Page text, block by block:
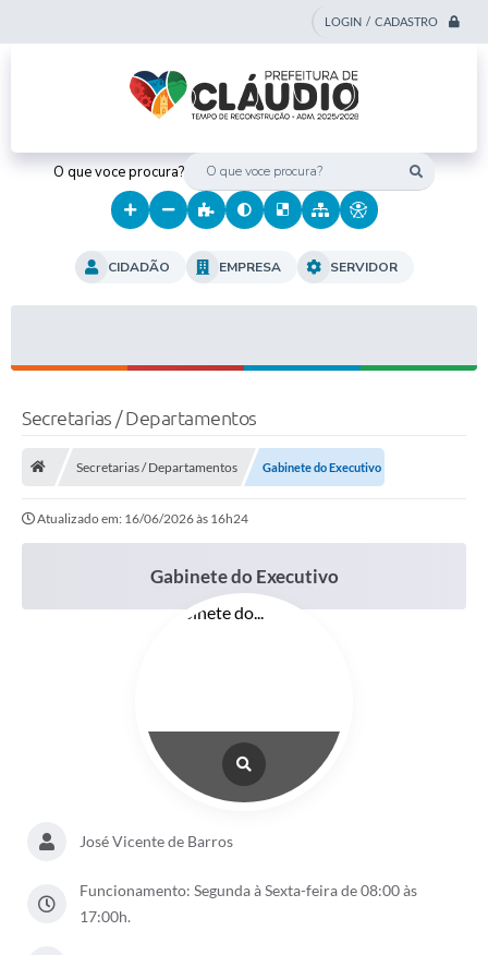
LOGIN / CADASTRO
O que voce procura?
CIDADÃO EMPRESA SERVIDOR
Secretarias / Departamentos
Secretarias / Departamentos Gabinete do Executivo
Atualizado em: 16/06/2026 às 16h24
Gabinete do Executivo
José Vicente de Barros
Funcionamento: Segunda à Sexta-feira de 08:00 às
17:00h.